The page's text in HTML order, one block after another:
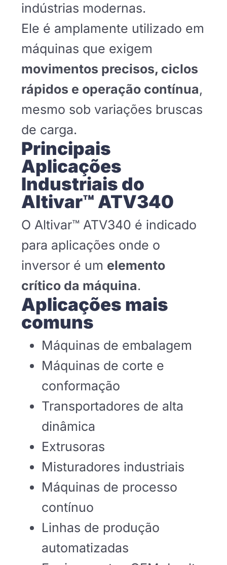
indústrias modernas.
Ele é amplamente utilizado em
máquinas que exigem
movimentos precisos, ciclos
rápidos e operação contínua,
mesmo sob variações bruscas
de carga.
Principais
Aplicações
Industriais do
Altivar™ ATV340
O Altivar™ ATV340 é indicado
para aplicações onde o
inversor é um elemento
crítico da máquina.
Aplicações mais
comuns
Máquinas de embalagem
Máquinas de corte e
conformação
Transportadores de alta
dinâmica
Extrusoras
Misturadores industriais
Máquinas de processo
contínuo
Linhas de produção
automatizadas